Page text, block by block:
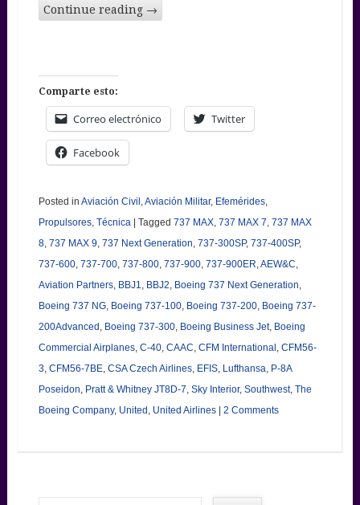
Continue reading →
Comparte esto:
Correo electrónico Twitter
Facebook
Posted in Aviación Civil ,Aviación Militar, Efemérides,
Propulsores, Técnica Tagged 737 MAX, 737 MAX 7, 737 MAX
8, 737 MAX 9, 737 Next Generation, 737-300SP, 737-400SP,
737-600, 737-700, 737-800, 737-900, 737-900ER,AEW&C,
Aviation Partners, BBJ1, BBJ2, Boeing 737 Next Generation,
Boeing 737 NG, Boeing 737-100, Boeing 737-200, Boeing 737-
200Advanced , Boeing 737-300, Boeing Business Jet, Boeing
Commercial Airplanes, C-40, CAAC, CFM International , CFM56-
3, CFM56-7BE, CSA Czech Airlines, EFIS, Lufthansa, P-8A
Poseidon, Pratt & Whitney JT8D-7, Sky Interior, Southwest, The
Boeing Company, United , United Airlines 2 Comments